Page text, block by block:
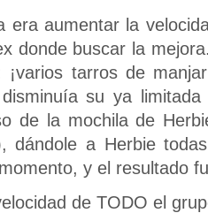
era aumentar la
donde buscar la
¡varios tarros de
su ya
de la mochila de
dándole a Herbie
y el resultado
de TODO el